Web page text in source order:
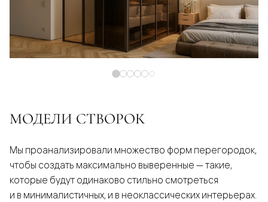
МОДЕЛИ СТВОРОК
Мы проанализировали множество форм перегородок,
чтобы создать максимально выверенные — такие,
которые будут одинаково стильно смотреться
и в минималистичных, и в неоклассических интерьерах.